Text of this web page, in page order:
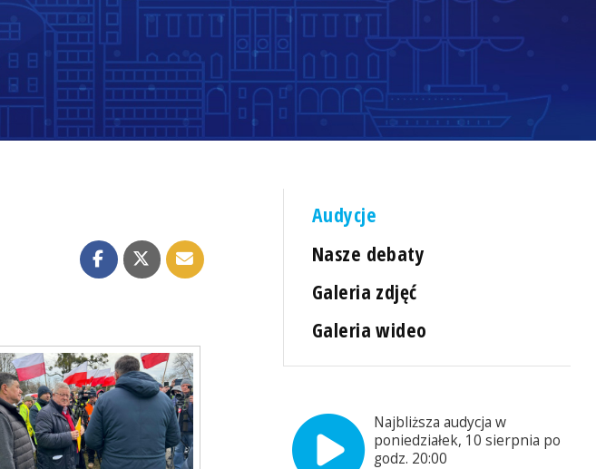
Audycje
Nasze debaty
Galeria zdjęć
Galeria wideo
Najbliższa audycja w
poniedziałek, 10 sierpnia po
godz. 20:00